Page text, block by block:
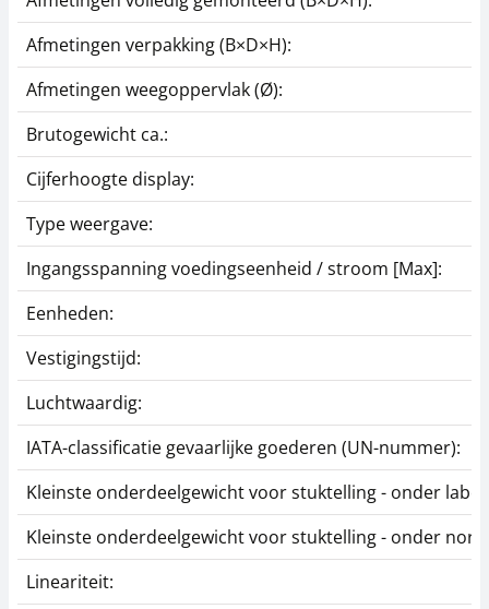
Antivibratieplaat
KERN YPS-05
882,00 €
1.067,22 € incl. btw.
Afmetingen verpakking (B×D×H):
Afmetingen weegoppervlak (Ø):
Brutogewicht ca.:
Cijferhoogte display:
Type weergave:
Ingangsspanning voedingseenheid / stroom [Max]:
Eenheden:
Vestigingstijd:
Luchtwaardig:
IATA-classificatie gevaarlijke goederen (UN-nummer):
Kleinste onderdeelgewicht voor stuktelling - onder
Kleinste onderdeelgewicht voor stuktelling - onder
Lineariteit: